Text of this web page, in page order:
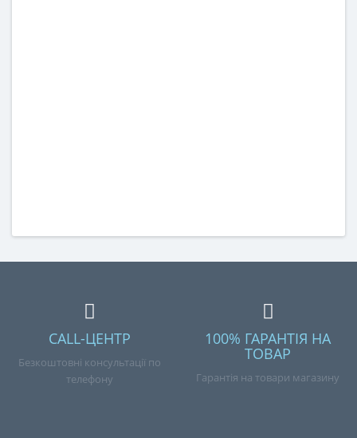
CALL-ЦЕНТР
Безкоштовні консультації по
телефону
100% ГАРАНТІЯ НА
ТОВАР
Гарантія на товари магазину